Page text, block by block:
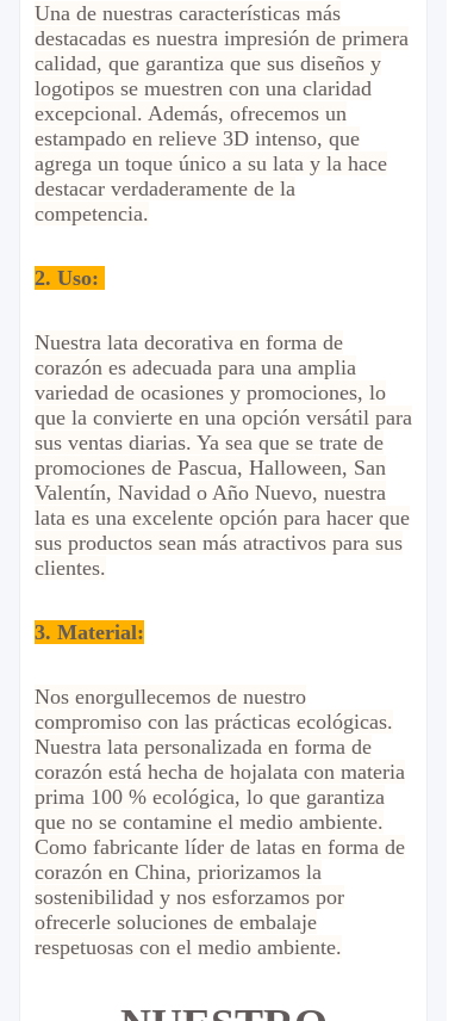
Una de nuestras características más
destacadas es nuestra impresión de primera
calidad, que garantiza que sus diseños y
logotipos se muestren con una claridad
excepcional. Además, ofrecemos un
estampado en relieve 3D intenso, que
agrega un toque único a su lata y la hace
destacar verdaderamente de la
competencia.
2. Uso:
Nuestra lata decorativa en forma de
corazón es adecuada para una amplia
variedad de ocasiones y promociones, lo
que la convierte en una opción versátil para
sus ventas diarias. Ya sea que se trate de
promociones de Pascua, Halloween, San
Valentín, Navidad o Año Nuevo, nuestra
lata es una excelente opción para hacer que
sus productos sean más atractivos para sus
clientes.
3. Material:
Nos enorgullecemos de nuestro
compromiso con las prácticas ecológicas.
Nuestra lata personalizada en forma de
corazón está hecha de hojalata con materia
prima 100 % ecológica, lo que garantiza
que no se contamine el medio ambiente.
Como fabricante líder de latas en forma de
corazón en China, priorizamos la
sostenibilidad y nos esforzamos por
ofrecerle soluciones de embalaje
respetuosas con el medio ambiente.